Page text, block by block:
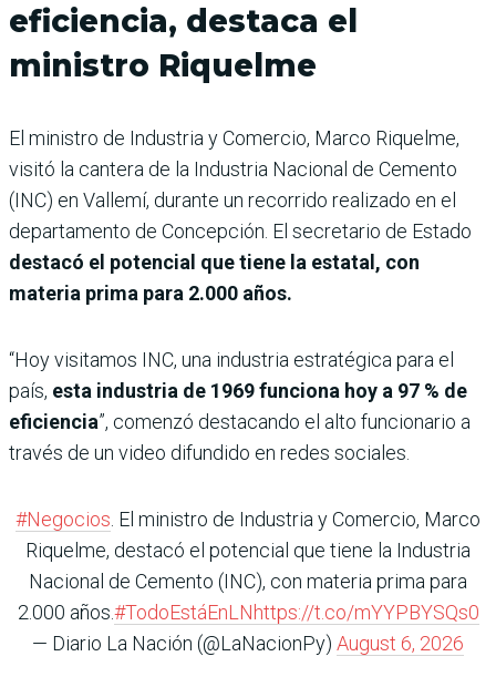
eficiencia, destaca el
ministro Riquelme
El ministro de Industria y Comercio, Marco Riquelme,
visitó la cantera de la Industria Nacional de Cemento
(INC) en Vallemí, durante un recorrido realizado en el
departamento de Concepción. El secretario de Estado
destacó el potencial que tiene la estatal, con
materia prima para 2.000 años.
“Hoy visitamos INC, una industria estratégica para el
país, esta industria de 1969 funciona hoy a 97 % de
eficiencia”, comenzó destacando el alto funcionario a
través de un video difundido en redes sociales.
#Negocios . El ministro de Industria y Comercio, Marco
Riquelme, destacó el potencial que tiene la Industria
Nacional de Cemento (INC), con materia prima para
2.000 años.#TodoEstáEnLNhttps://t.co/mYYPBYSQs0
— Diario La Nación (@LaNacionPy) August 6, 2026